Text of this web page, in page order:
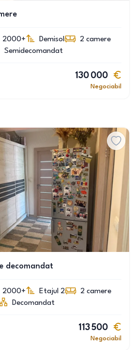
2000+ Demisol 2 camere
Semidecomandat
130 000
Negociabil
decomandat
2000+ Etajul 2 2 camere
Decomandat
113 500
Negociabil